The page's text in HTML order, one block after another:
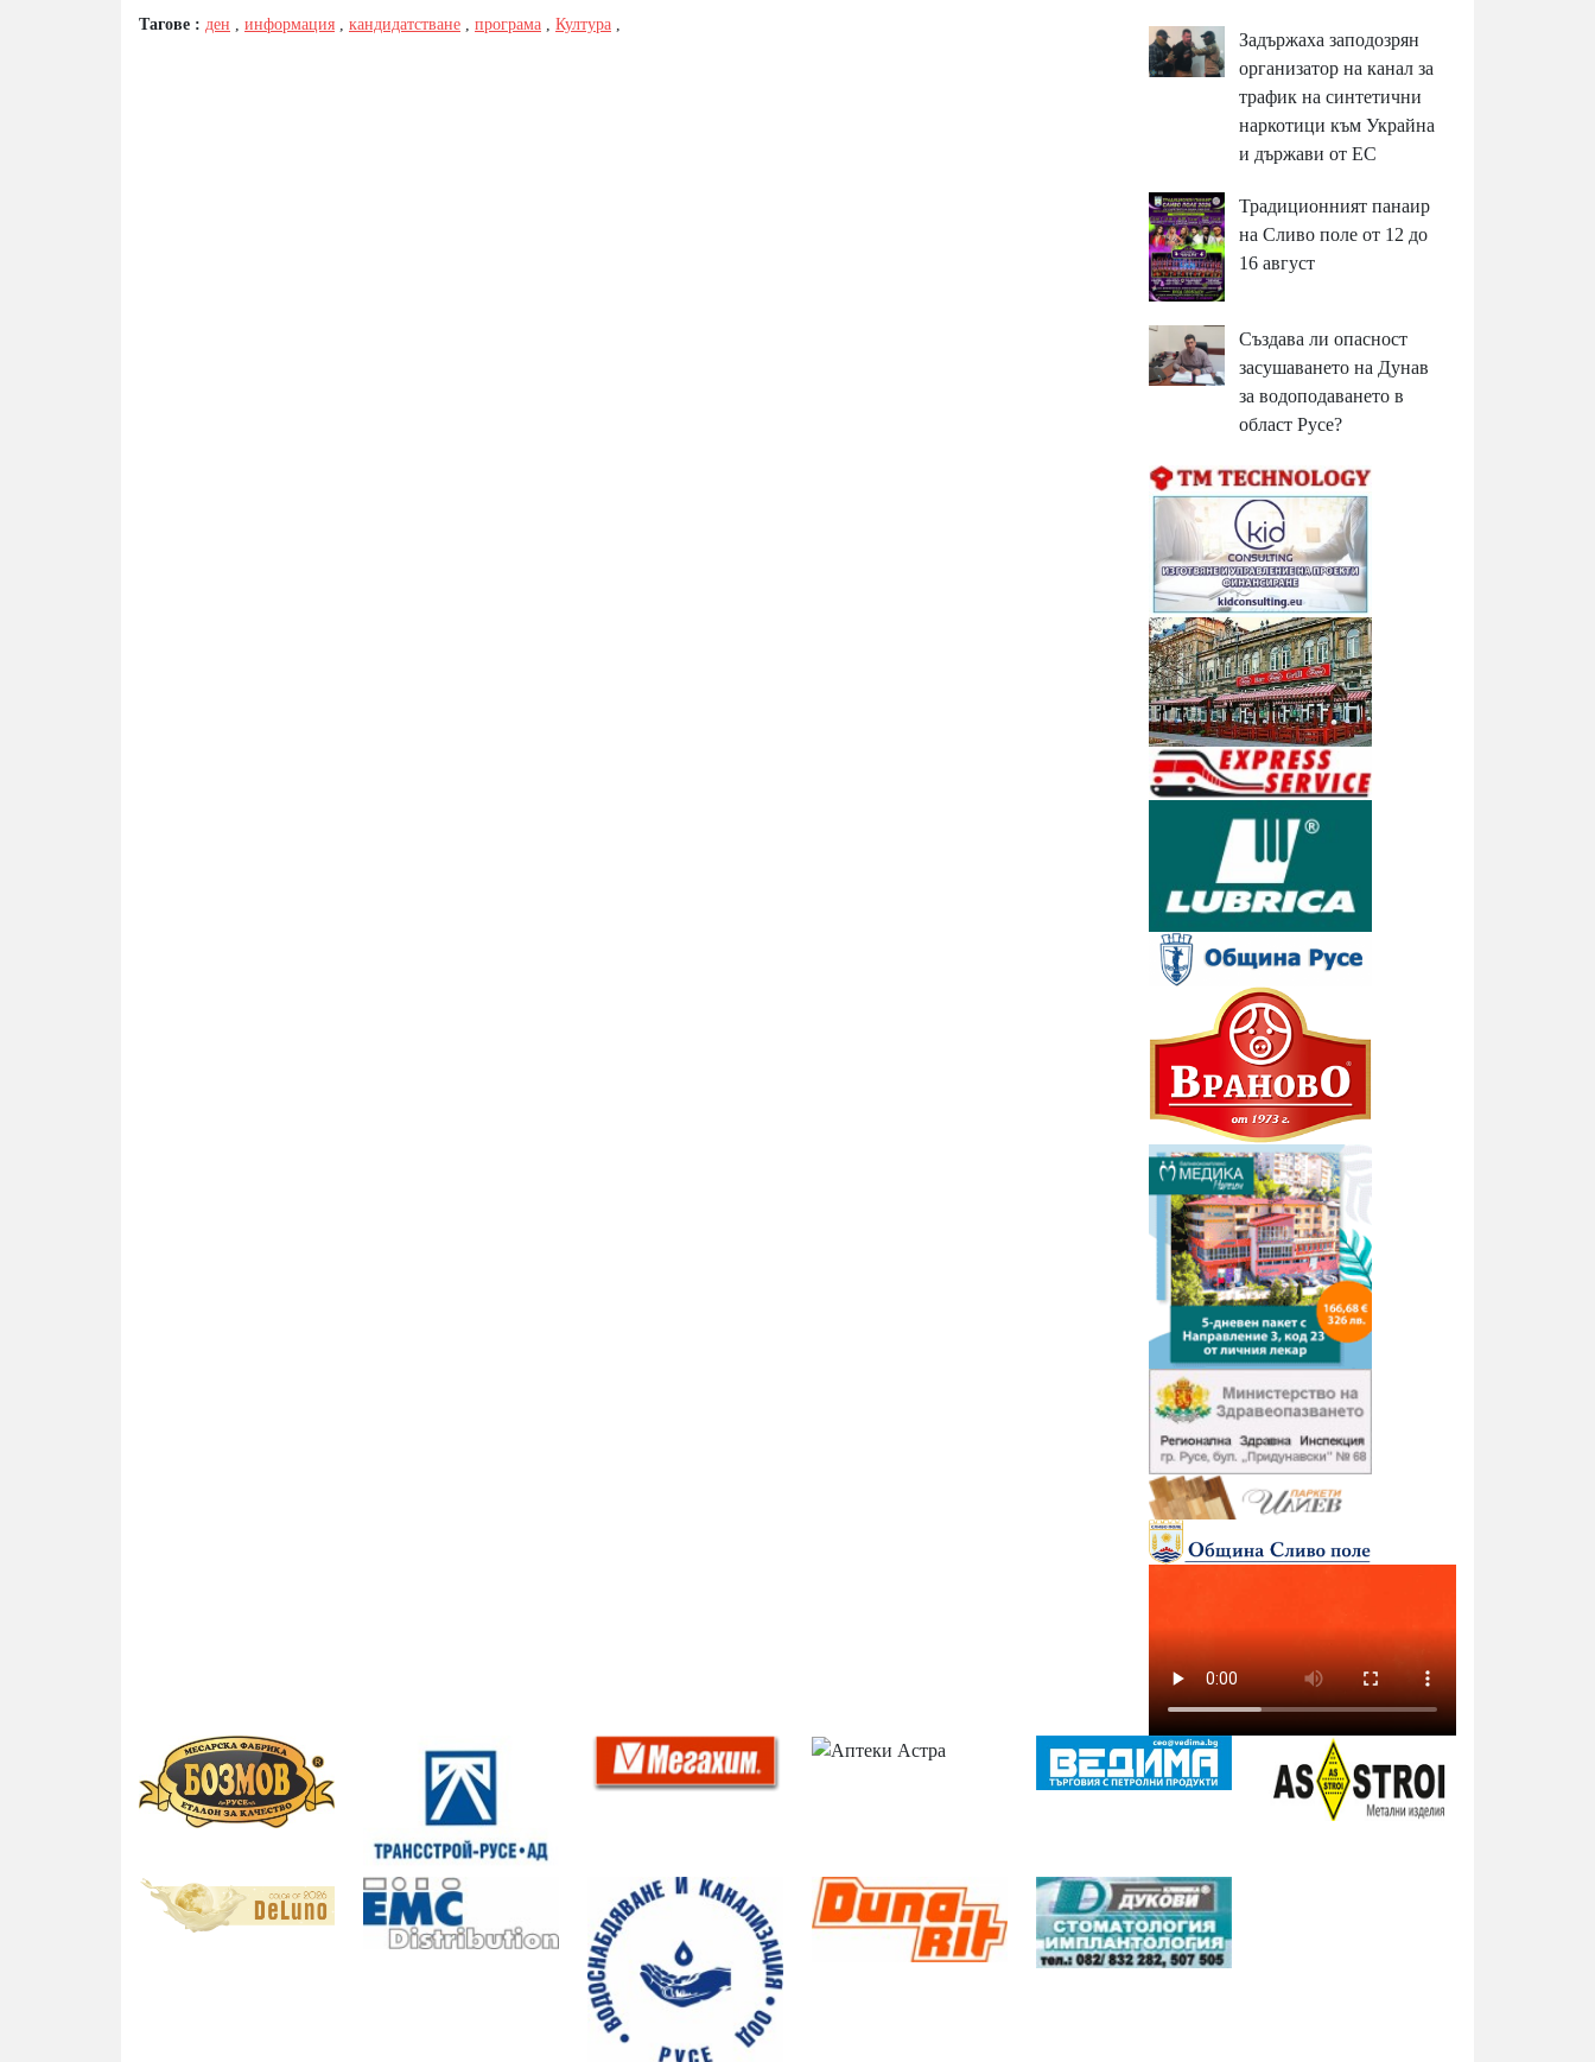
Тагове : ден , информация , кандидатстване , програма , Култура ,
Задържаха заподозрян
организатор на канал за
трафик на синтетични
наркотици към Украйна
и държави от ЕС
Традиционният панаир
на Сливо поле от 12 до
16 август
Създава ли опасност
засушаването на Дунав
за водоподаването в
област Русе?